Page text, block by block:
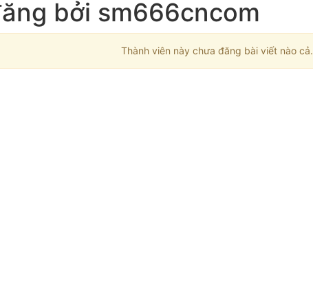
bởi sm666cncom
Thành viên này chưa đăng bài viết nào cả.